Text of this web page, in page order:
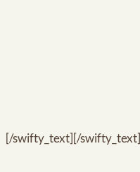
[/swifty_text][/swifty_text]